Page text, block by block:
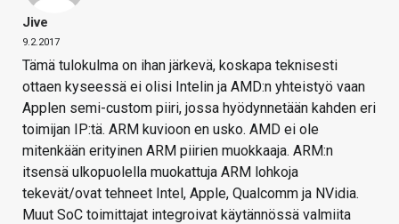
Jive
9.2.2017
Tämä tulokulma on ihan järkevä, koskapa teknisesti
ottaen kyseessä ei olisi Intelin ja AMD:n yhteistyö vaan
Applen semi-custom piiri, jossa hyödynnetään kahden eri
toimijan IP:tä. ARM kuvioon en usko. AMD ei ole
mitenkään erityinen ARM piirien muokkaaja. ARM:n
itsensä ulkopuolella muokattuja ARM lohkoja
tekevät/ovat tehneet Intel, Apple, Qualcomm ja NVidia.
Muut SoC toimittajat integroivat käytännössä valmiita